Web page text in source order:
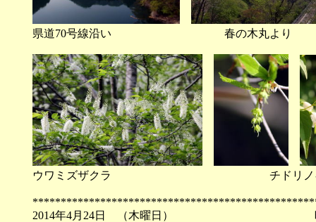
県道70号線沿い 春の木丸より
ウワミズザクラ チドリノ
2014年4月24日 （木